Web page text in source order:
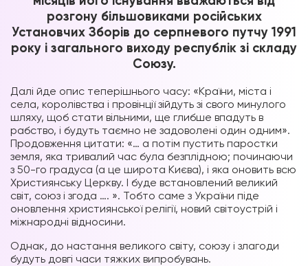
розгону більшовиками російських
Установчих Зборів до серпневого путчу 1991
року і загального виходу республік зі складу
Союзу.
Далі йде опис теперішнього часу: «Країни, міста і
села, королівства і провінції зійдуть зі свого минулого
шляху, щоб стати вільними, ще глибше впадуть в
рабство, і будуть таємно не задоволені один одним».
Продовження цитати: «… а потім пустить паростки
земля, яка тривалий час була безплідною; починаючи
з 50-го градуса (а це широта Києва), і яка оновить всю
Християнську Церкву. І буде встановлений великий
світ, союз і згода …. ». Тобто саме з України піде
оновлення християнської релігії, новий світоустрій і
міжнародні відносини.
Однак, до настання великого світу, союзу і злагоди
будуть довгі часи тяжких випробувань.